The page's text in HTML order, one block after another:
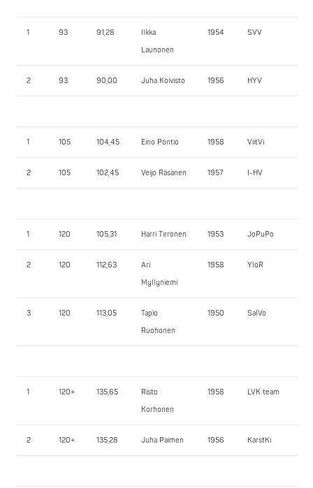
1 93 91,28
Ilkka
Launonen
1954 SVV
2 93 90,00 Juha Koivisto 1956 HYV
1 105 104,45 Eino Pöntiö 1958 ViitVi
2 105 102,45 Veijo Räsänen 1957 I-HV
1 120 105,31 Harri Tirronen 1953 JoPuPo
2 120 112,63
Ari
Myllyniemi
1958 YlöR
3 120 113,05
Tapio
Ruohonen
1950 SalVo
1 120+ 135,65
Risto
Korhonen
1958 LVK team
2 120+ 135,28 Juha Paimen 1956 KarstKi